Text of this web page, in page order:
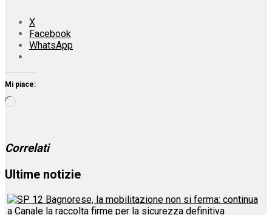
X
Facebook
WhatsApp
Mi piace:
Correlati
Ultime notizie